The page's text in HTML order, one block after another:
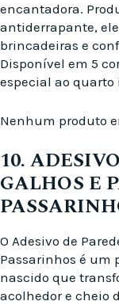
encantadora.
antiderrapante,
brincadeiras e
Disponível em 5
especial ao
Nenhum produto
10.
GALHOS E
O Adesivo de
Passarinhos é um
nascido que
acolhedor e cheio